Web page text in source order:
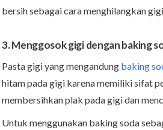
bersih sebagai cara menghilangkan
3. Menggosok gigi dengan baking
Pasta gigi yang mengandung baking
hitam pada gigi karena memiliki sifat
membersihkan plak pada gigi dan
Untuk menggunakan baking soda